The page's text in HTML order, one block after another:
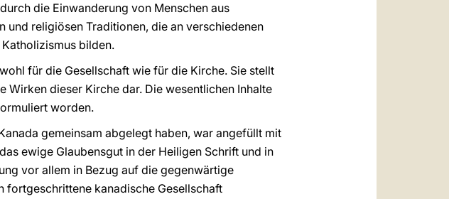
die Einwanderung von Menschen aus
religiösen Traditionen, die an verschiedenen
bilden.
für die Gesellschaft wie für die Kirche. Sie stellt
dieser Kirche dar. Die wesentlichen Inhalte
worden.
gemeinsam abgelegt haben, war angefüllt mit
ewige Glaubensgut in der Heiligen Schrift und in
vor allem in Bezug auf die gegenwärtige
fortgeschrittene kanadische Gesellschaft